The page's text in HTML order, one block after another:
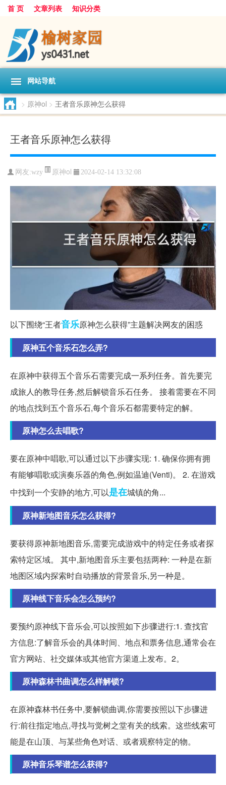
首 页 文章列表 知识分类
网站导航
> 原神ol > 王者音乐原神怎么获得
王者音乐原神怎么获得
网友:wzy 原神ol 2024-02-14 13:32:08
以下围绕“王者音乐原神怎么获得”主题解决网友的困惑
原神五个音乐石怎么弄?
在原神中获得五个音乐石需要完成一系列任务。首先要完
成旅人的教导任务,然后解锁音乐石任务。 接着需要在不同
的地点找到五个音乐石,每个音乐石都需要特定的解。
原神怎么去唱歌?
要在原神中唱歌,可以通过以下步骤实现: 1. 确保你拥有拥
有能够唱歌或演奏乐器的角色,例如温迪(Venti)。 2. 在游戏
中找到一个安静的地方,可以是在城镇的角...
原神新地图音乐怎么获得?
要获得原神新地图音乐,需要完成游戏中的特定任务或者探
索特定区域。 其中,新地图音乐主要包括两种: 一种是在新
地图区域内探索时自动播放的背景音乐,另一种是。
原神线下音乐会怎么预约?
要预约原神线下音乐会,可以按照如下步骤进行:1. 查找官
方信息:了解音乐会的具体时间、地点和票务信息,通常会在
官方网站、社交媒体或其他官方渠道上发布。2。
原神森林书曲调怎么样解锁?
在原神森林书任务中,要解锁曲调,你需要按照以下步骤进
行:前往指定地点,寻找与觉树之堂有关的线索。这些线索可
能是在山顶、与某些角色对话、或者观察特定的物。
原神音乐琴谱怎么获得?